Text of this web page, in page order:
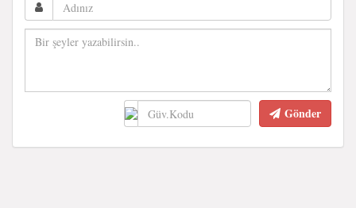
Gönder